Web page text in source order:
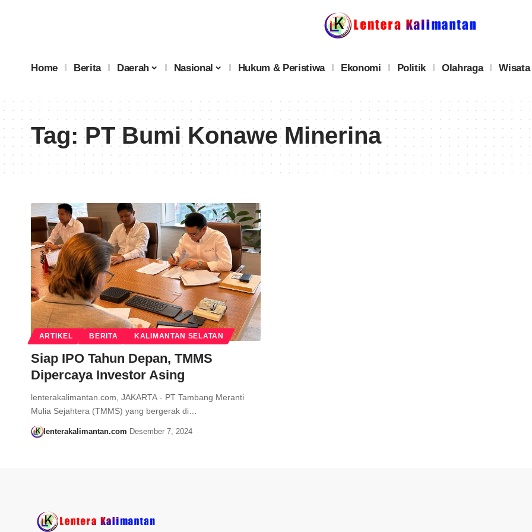
Home Berita Daerah Nasional Hukum & Peristiwa Ekonomi Politik Olahraga Wisata
Tag:PT Bumi Konawe Minerina
ARTIKEL BERITA KALIMANTAN SELATAN
Siap IPO Tahun Depan, TMMS
Dipercaya Investor Asing
lenterakalimantan.com, JAKARTA - PT Tambang Meranti
Mulia Sejahtera (TMMS) yang bergerak di…
lenterakalimantan.com Desember 7, 2024